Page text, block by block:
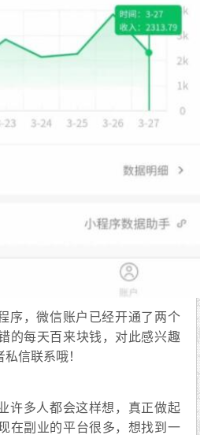
序，微信账户已经开通了两个
的每天百来块钱，对此感兴趣
信联系哦！
许多人都会这样想，真正做起
在副业的平台很多，想找到一